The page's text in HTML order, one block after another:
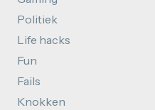
Politiek
Life hacks
Fun
Fails
Knokken